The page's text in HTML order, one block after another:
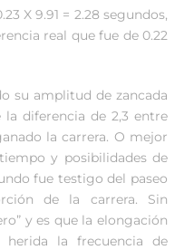
X 9.91 = 2.28 segundos,
real que fue de 0.22
su amplitud de zancada
diferencia de 2,3 entre
la carrera. O mejor
y posibilidades de
fue testigo del paseo
de la carrera. Sin
y es que la elongación
la frecuencia de